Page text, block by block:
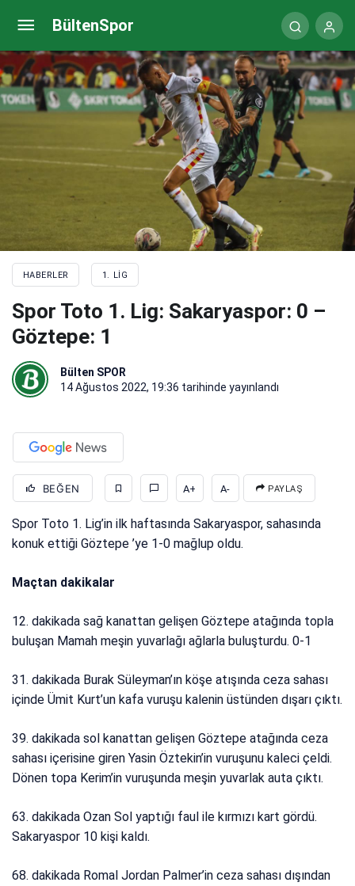
BültenSpor
HABERLER 1. LIG
Spor Toto 1. Lig: Sakaryaspor: 0 –
Göztepe: 1
Bülten SPOR
14 Ağustos 2022, 19:36 tarihinde yayınlandı
BEĞEN A+ A- PAYLAŞ
Spor Toto 1. Lig’in ilk haftasında Sakaryaspor, sahasında
konuk ettiği Göztepe ’ye 1-0 mağlup oldu.
Maçtan dakikalar
12. dakikada sağ kanattan gelişen Göztepe atağında topla
buluşan Mamah meşin yuvarlağı ağlarla buluşturdu. 0-1
31. dakikada Burak Süleyman’ın köşe atışında ceza sahası
içinde Ümit Kurt’un kafa vuruşu kalenin üstünden dışarı çıktı.
39. dakikada sol kanattan gelişen Göztepe atağında ceza
sahası içerisine giren Yasin Öztekin’in vuruşunu kaleci çeldi.
Dönen topa Kerim’in vuruşunda meşin yuvarlak auta çıktı.
63. dakikada Ozan Sol yaptığı faul ile kırmızı kart gördü.
Sakaryaspor 10 kişi kaldı.
68. dakikada Romal Jordan Palmer’in ceza sahası dışından
Cihat Arslan: Bu maç bize yol gösterici olacak